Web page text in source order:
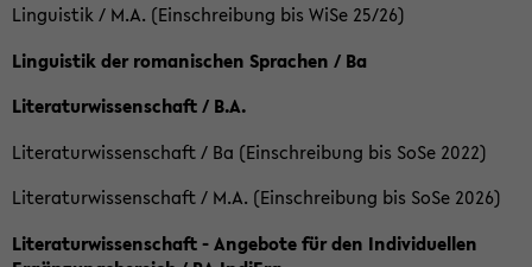
Linguistik / M.A. (Einschreibung bis WiSe 25/26)
Linguistik der romanischen Sprachen / Ba
Literaturwissenschaft / B.A.
Literaturwissenschaft / Ba (Einschreibung bis SoSe 2022)
Literaturwissenschaft / M.A. (Einschreibung bis SoSe 2026)
Literaturwissenschaft - Angebote für den Individuellen